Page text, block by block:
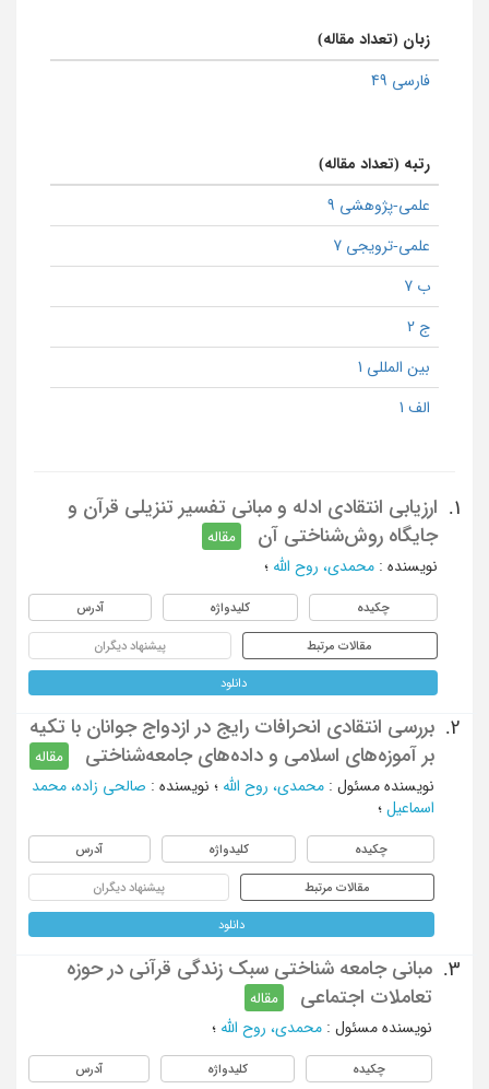
زبان (تعداد مقاله)
فارسی 49
رتبه (تعداد مقاله)
علمی-پژوهشی 9
علمی-ترویجی 7
ب 7
ج 2
بین المللی 1
الف 1
1.
ارزیابی انتقادی ادله و مبانی تفسیر تنزیلی قرآن و
جایگاه روش‌شناختی آن‏
مقاله
نویسنده : محمدی، روح الله ؛
چکیده کلیدواژه آدرس
مقالات مرتبط پیشنهاد دیگران
دانلود
2.
بررسی انتقادی انحرافات رایج در ازدواج جوانان ‏با تکیه
بر آموزه‌های اسلامی و داده‌های جامعه‌شناختی
مقاله
نویسنده مسئول : محمدی، روح الله ؛ نویسنده : صالحی زاده، محمد
اسماعیل ؛
چکیده کلیدواژه آدرس
مقالات مرتبط پیشنهاد دیگران
دانلود
3.
مبانی جامعه شناختی سبک زندگی قرآنی در حوزه
تعاملات اجتماعی
مقاله
نویسنده مسئول : محمدی، روح الله ؛
چکیده کلیدواژه آدرس